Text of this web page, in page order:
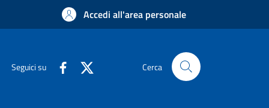
Accedi all'area personale
Seguici su Cerca